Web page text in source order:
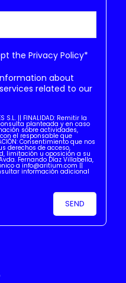
the Privacy Policy*
about
related to our
S.L. || FINALIDAD: Remitir la
planteada y en caso
sobre actividades,
el responsable que
Consentimiento que nos
derechos de acceso,
limitación u oposición a su
Fernando Díaz Villabella,
a info@aritium.com ||
información adicional